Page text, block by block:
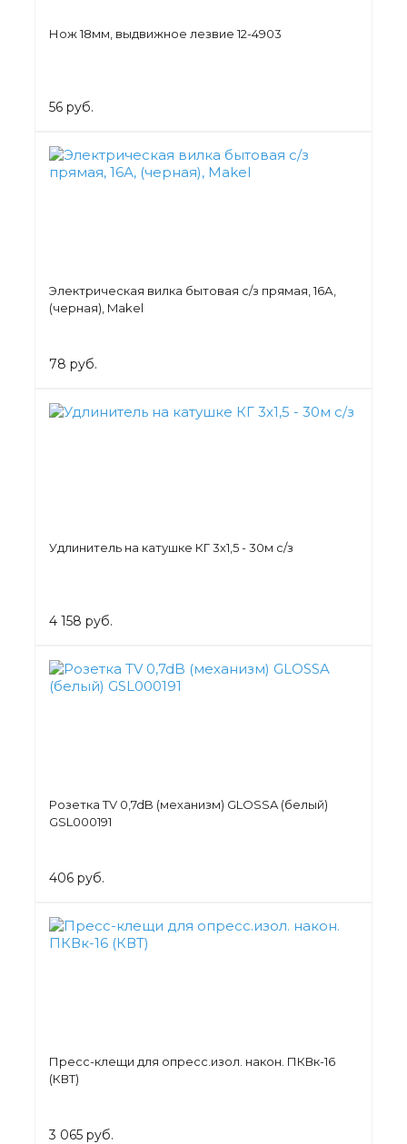
Нож 18мм, выдвижное лезвие 12-4903
56 руб.
Электрическая вилка бытовая с/з прямая, 16А,
(черная), Makel
78 руб.
Удлинитель на катушке КГ 3х1,5 - 30м с/з
4 158 руб.
Розетка TV 0,7dB (механизм) GLOSSA (белый)
GSL000191
406 руб.
Пресс-клещи для опресс.изол. након. ПКВк-16
(КВТ)
3 065 руб.